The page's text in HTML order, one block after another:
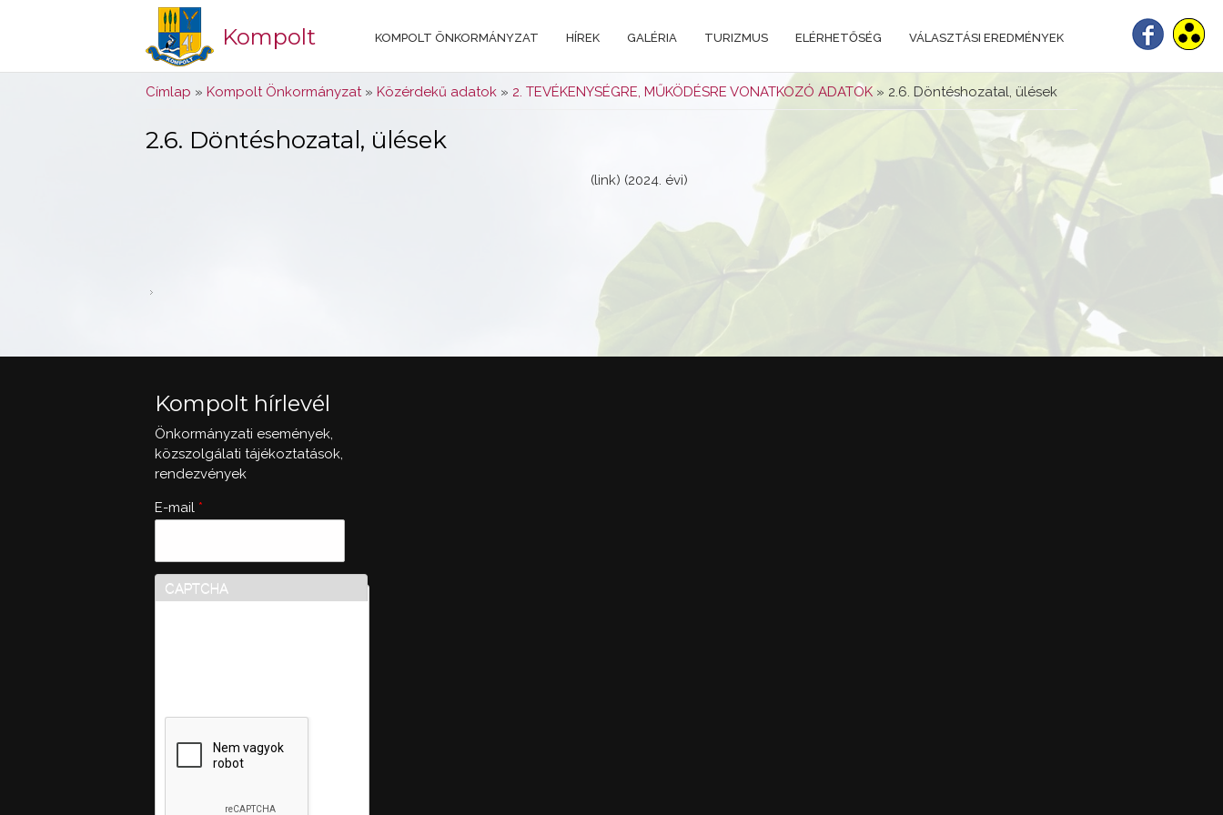
Kompolt KOMPOLT ÖNKORMÁNYZAT HÍREK GALÉRIA TURIZMUS ELÉRHETŐSÉG VÁLASZTÁSI EREDMÉNYEK
Jelenlegi hely
Címlap » Kompolt Önkormányzat» Közérdekű adatok » 2. TEVÉKENYSÉGRE, MŰKÖDÉSRE VONATKOZÓ ADATOK » 2.6. Döntéshozatal, ülések
2.6. Döntéshozatal, ülések
(link) (2024. évi)
Kompolt hírlevél
Önkormányzati események,
közszolgálati tájékoztatások,
rendezvények
E-mail *
CAPTCHA